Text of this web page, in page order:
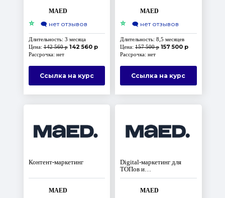
MAED
⭐ 🗨️ нет отзывов
Длительность: 3 месяца
Цена:142 560 р 142 560 р
Рассрочка: нет
Ссылка на курс
MAED
⭐ 🗨️ нет отзывов
Длительность: 8,5 месяцев
Цена: 157 500 р 157 500 р
Рассрочка: нет
Ссылка на курс
Контент-маркетинг
MAED
Digital-маркетинг для
ТОПов и
предпринимателей
MAED